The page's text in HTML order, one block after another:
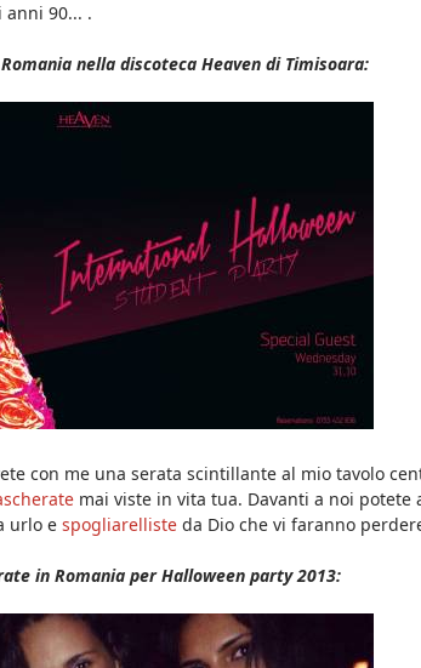
anni 90... .
nella discoteca Heaven di Timisoara:
con me una serata scintillante al mio tavolo
mai viste in vita tua. Davanti a noi potete
urlo e spogliarellisteda Dio che vi faranno
in Romania per Halloween party 2013: